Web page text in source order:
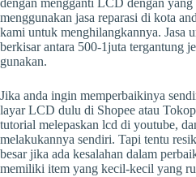
dengan mengganti LCD dengan
menggunakan jasa reparasi di kota
kami untuk menghilangkannya. Jasa
berkisar antara 500-1juta tergantung
gunakan.
Jika anda ingin memperbaikinya
layar LCD dulu di Shopee atau
tutorial melepaskan lcd di youtube,
melakukannya sendiri. Tapi tentu
besar jika ada kesalahan dalam
memiliki item yang kecil-kecil yang